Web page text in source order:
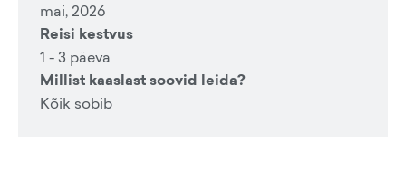
mai, 2026
Reisi kestvus
1 - 3 päeva
Millist kaaslast soovid leida?
Kõik sobib